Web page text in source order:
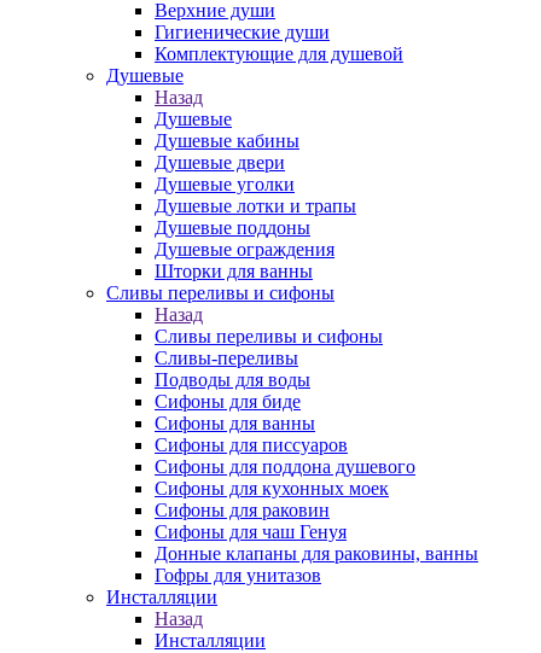
Верхние души
Гигиенические души
Комплектующие для душевой
Душевые
Назад
Душевые
Душевые кабины
Душевые двери
Душевые уголки
Душевые лотки и трапы
Душевые поддоны
Душевые ограждения
Шторки для ванны
Сливы переливы и сифоны
Назад
Сливы переливы и сифоны
Сливы-переливы
Подводы для воды
Сифоны для биде
Сифоны для ванны
Сифоны для писсуаров
Сифоны для поддона душевого
Сифоны для кухонных моек
Сифоны для раковин
Сифоны для чаш Генуя
Донные клапаны для раковины, ванны
Гофры для унитазов
Инсталляции
Назад
Инсталляции